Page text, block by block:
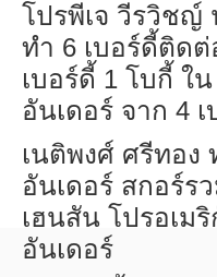
โปรพีเจ วีรวิช
ทำ 6 เบอร์ดี้ติด
เบอร์ดี้ 1 โบกี้ ใน
อันเดอร์ จาก 4
เนติพงศ์ ศรีทอง
อันเดอร์ สกอร์ร
เฮนสัน โปรอเม
อันเดอร์